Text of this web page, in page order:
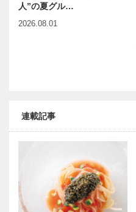
人”の夏グル…
2026.08.01
連載記事